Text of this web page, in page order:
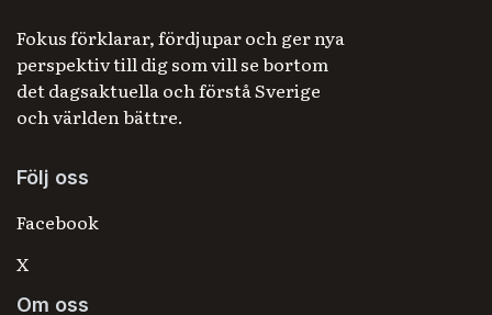
Fokus förklarar, fördjupar och ger nya
perspektiv till dig som vill se bortom
det dagsaktuella och förstå Sverige
och världen bättre.
Följ oss
Facebook
X
Om oss